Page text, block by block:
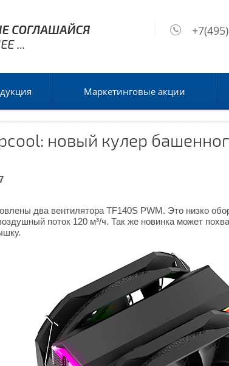
Маркетинговые акции
новый кулер
два вентилятора TF140S PWM. Это низко
поток 120 м³/ч. Так же новинка может